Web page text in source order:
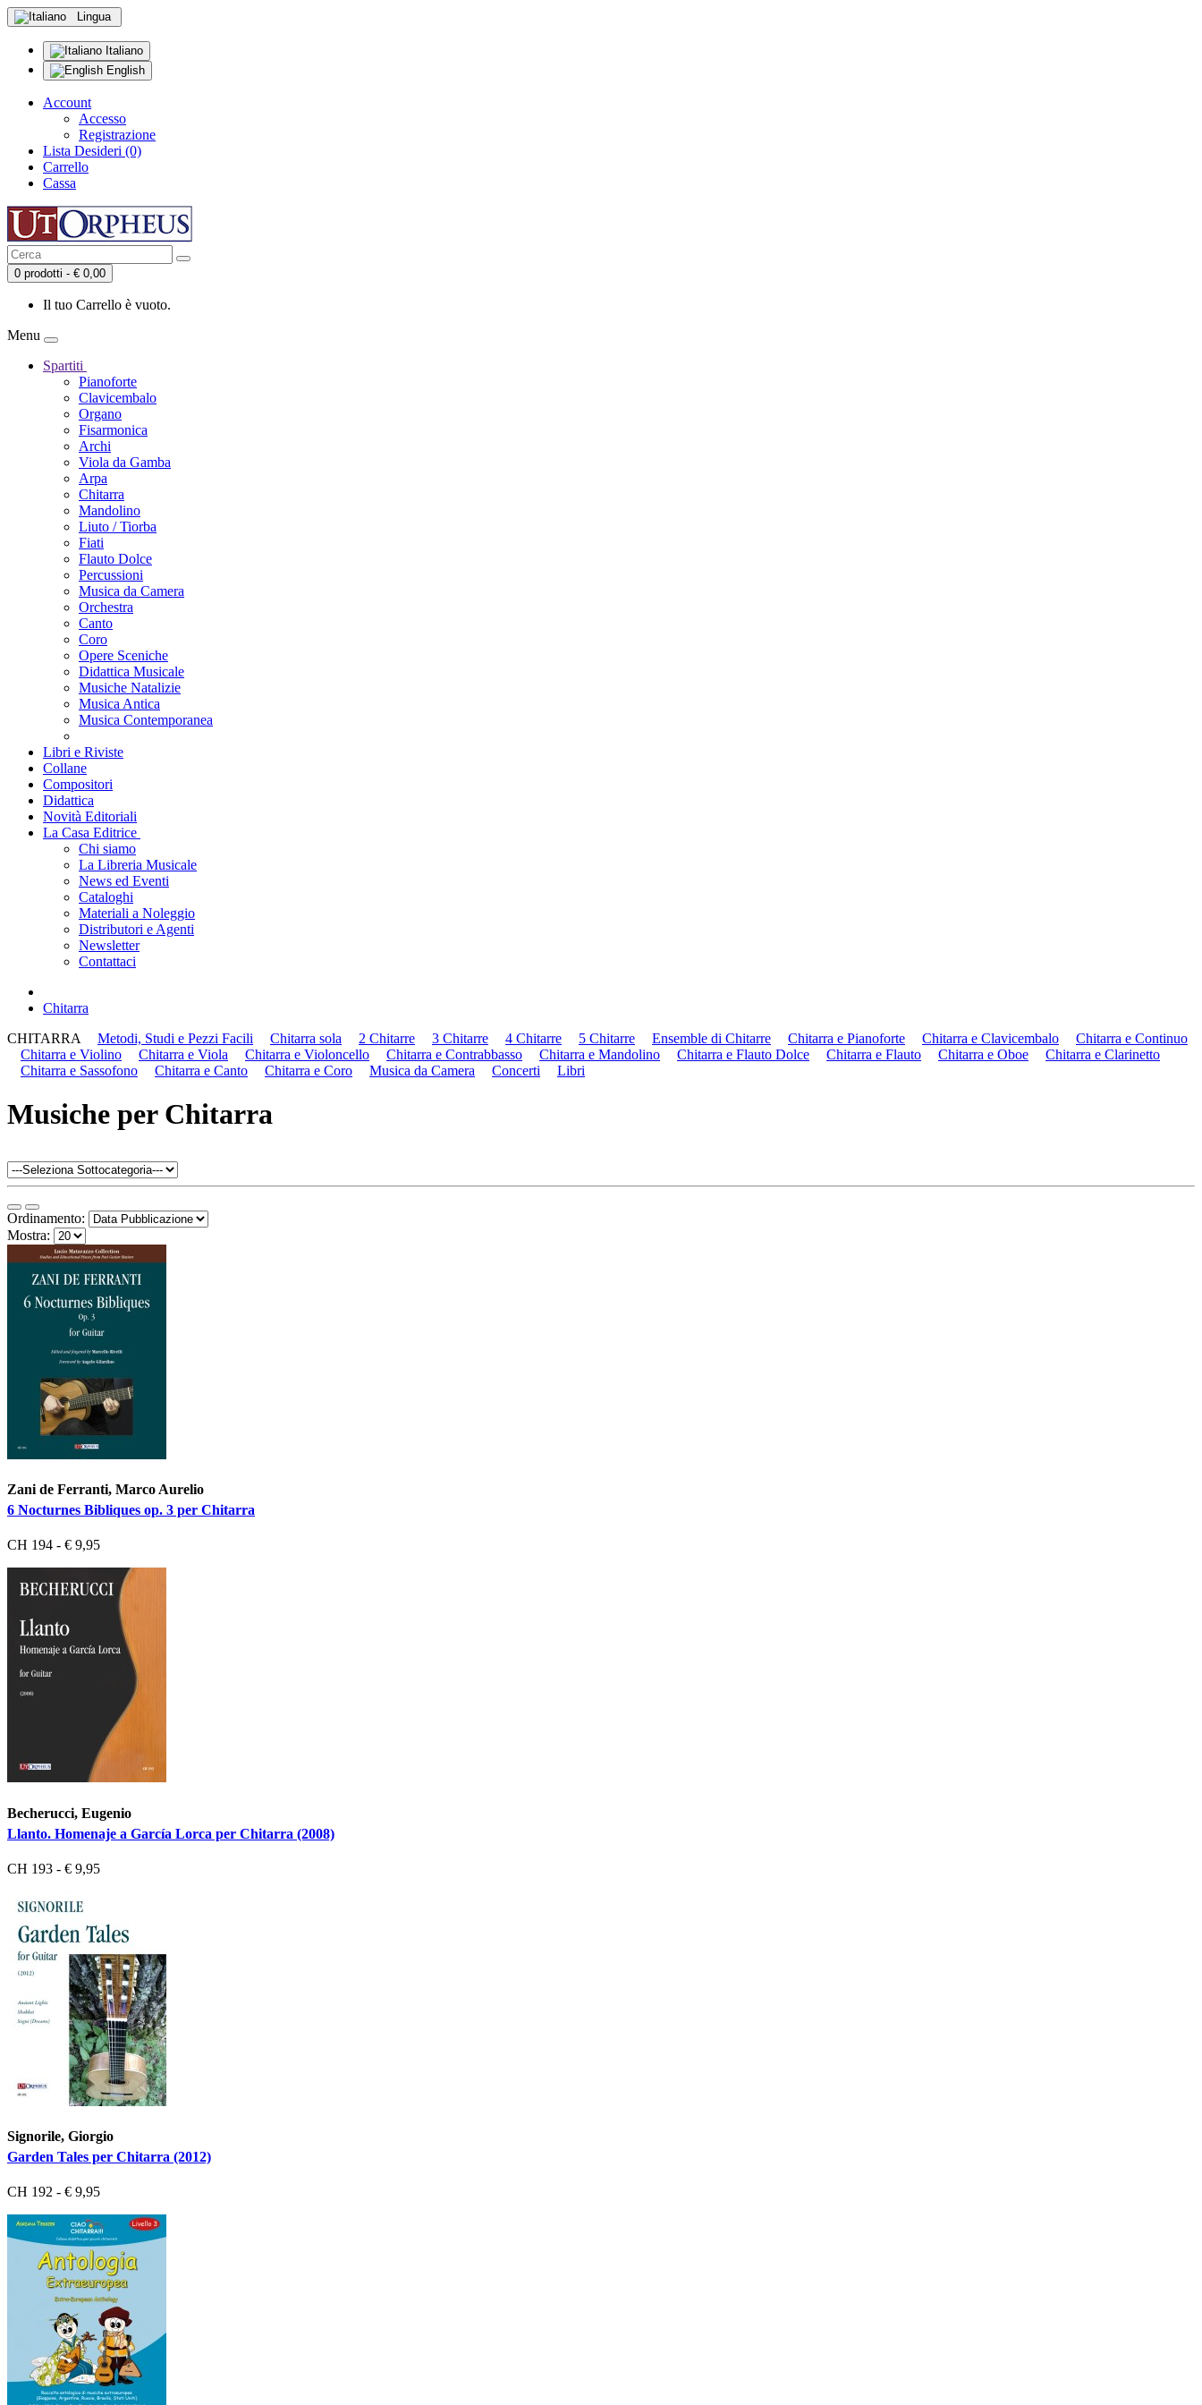
Lingua
Italiano
English
Account
Accesso
Registrazione
Lista Desideri (0)
Carrello
Cassa
0 prodotti - € 0,00
Il tuo Carrello è vuoto.
Menu
Spartiti
Pianoforte
Clavicembalo
Organo
Fisarmonica
Archi
Viola da Gamba
Arpa
Chitarra
Mandolino
Liuto / Tiorba
Fiati
Flauto Dolce
Percussioni
Musica da Camera
Orchestra
Canto
Coro
Opere Sceniche
Didattica Musicale
Musiche Natalizie
Musica Antica
Musica Contemporanea
Libri e Riviste
Collane
Compositori
Didattica
Novità Editoriali
La Casa Editrice
Chi siamo
La Libreria Musicale
News ed Eventi
Cataloghi
Materiali a Noleggio
Distributori e Agenti
Newsletter
Contattaci
Chitarra
CHITARRA
Metodi, Studi e Pezzi Facili Chitarra sola 2 Chitarre 3 Chitarre 4 Chitarre 5 Chitarre Ensemble di Chitarre Chitarra e Pianoforte Chitarra e Clavicembalo
Chitarra e Continuo
Chitarra e Violino
Chitarra e Viola Chitarra e Violoncello Chitarra e Contrabbasso Chitarra e Mandolino Chitarra e Flauto Dolce Chitarra e Flauto Chitarra e Oboe
Chitarra e Clarinetto
Chitarra e Sassofono
Chitarra e Canto Chitarra e Coro Musica da Camera Concerti Libri
Musiche per Chitarra
Ordinamento:
Mostra:
Zani de Ferranti, Marco Aurelio
6 Nocturnes Bibliques op. 3 per Chitarra
CH 194 - € 9,95
Becherucci, Eugenio
Llanto. Homenaje a García Lorca per Chitarra (2008)
CH 193 - € 9,95
Signorile, Giorgio
Garden Tales per Chitarra (2012)
CH 192 - € 9,95